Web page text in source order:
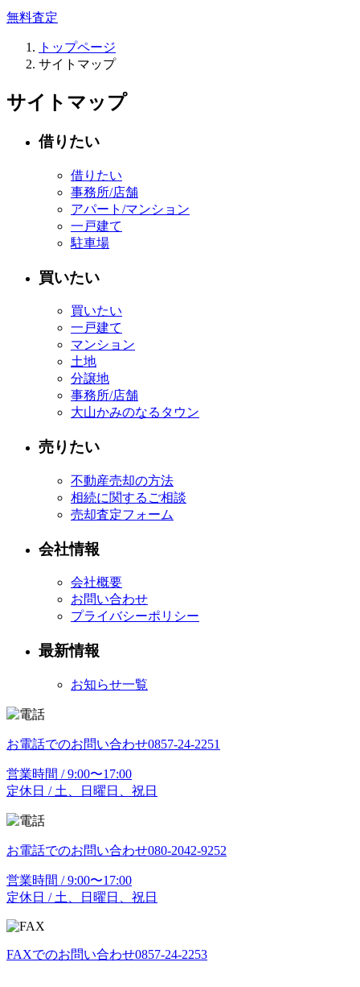
無料査定
トップページ
サイトマップ
サイトマップ
借りたい
借りたい
事務所/店舗
アパート/マンション
一戸建て
駐車場
買いたい
買いたい
一戸建て
マンション
土地
分譲地
事務所/店舗
大山かみのなるタウン
売りたい
不動産売却の方法
相続に関するご相談
売却査定フォーム
会社情報
会社概要
お問い合わせ
プライバシーポリシー
最新情報
お知らせ一覧
お電話でのお問い合わせ0857-24-2251
営業時間 / 9:00〜17:00
定休日 / 土、日曜日、祝日
お電話でのお問い合わせ080-2042-9252
営業時間 / 9:00〜17:00
定休日 / 土、日曜日、祝日
FAXでのお問い合わせ0857-24-2253